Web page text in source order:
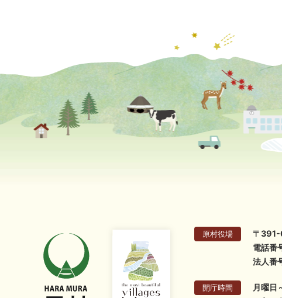
原村役場
〒391-
電話
法人
開庁時間
月曜日